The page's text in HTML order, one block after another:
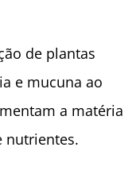
de plantas
e mucuna ao
a matéria
nutrientes.